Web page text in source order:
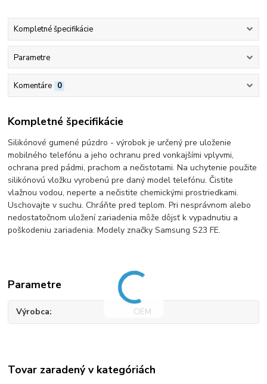
Kompletné špecifikácie
Parametre
Komentáre 0
Kompletné špecifikácie
Silikónové gumené púzdro - výrobok je určený pre uloženie
mobilného telefónu a jeho ochranu pred vonkajšími vplyvmi,
ochrana pred pádmi, prachom a nečistotami. Na uchytenie použite
silikónovú vložku vyrobenú pre daný model telefónu. Čistite
vlažnou vodou, neperte a nečistite chemickými prostriedkami.
Uschovajte v suchu. Chráňte pred teplom. Pri nesprávnom alebo
nedostatočnom uložení zariadenia môže dôjsť k vypadnutiu a
poškodeniu zariadenia. Modely značky Samsung S23 FE.
Parametre
Výrobca OEM
Tovar zaradený v kategóriách